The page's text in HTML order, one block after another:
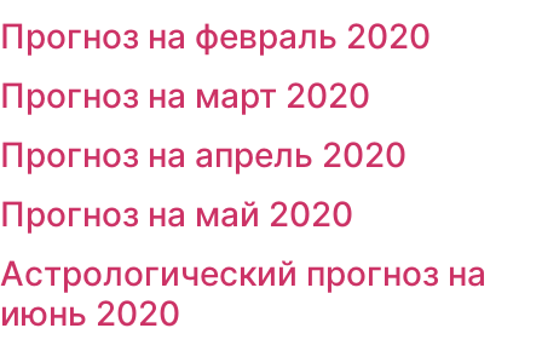
Прогноз на февраль 2020
Прогноз на март 2020
Прогноз на апрель 2020
Прогноз на май 2020
Астрологический прогноз на
июнь 2020